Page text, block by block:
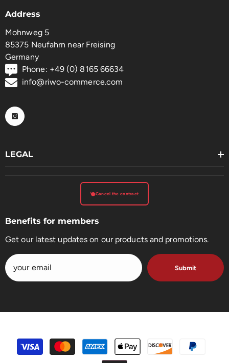
Address
Mohnweg 5
85375 Neufahrn near Freising
Germany
Phone: +49 (0) 8165 66634
info@riwo-commerce.com
LEGAL
Cancel the contract
Benefits for members
Get our latest updates on our products and promotions.
Submit
payment
methods